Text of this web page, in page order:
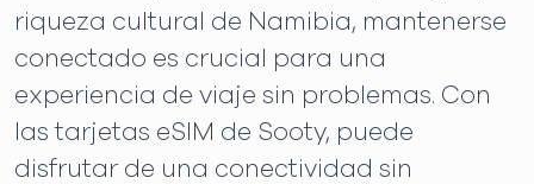
riqueza cultural de Namibia, mantenerse
conectado es crucial para una
experiencia de viaje sin problemas. Con
las tarjetas eSIM de Sooty, puede
disfrutar de una conectividad sin